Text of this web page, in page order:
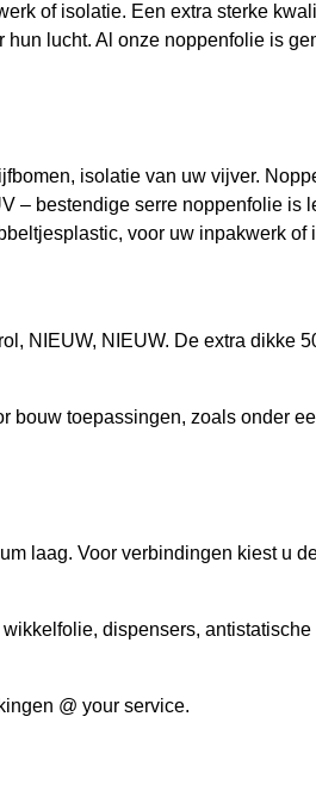
of isolatie. Een extra sterke
lucht. Al onze noppenfolie is
isolatie van uw vijver.
– bestendige serre noppenfolie is
voor uw inpakwerk of
NIEUW, NIEUW. De extra dikke
bouw toepassingen, zoals onder
laag. Voor verbindingen kiest u
dispensers, antistatische
@ your service.